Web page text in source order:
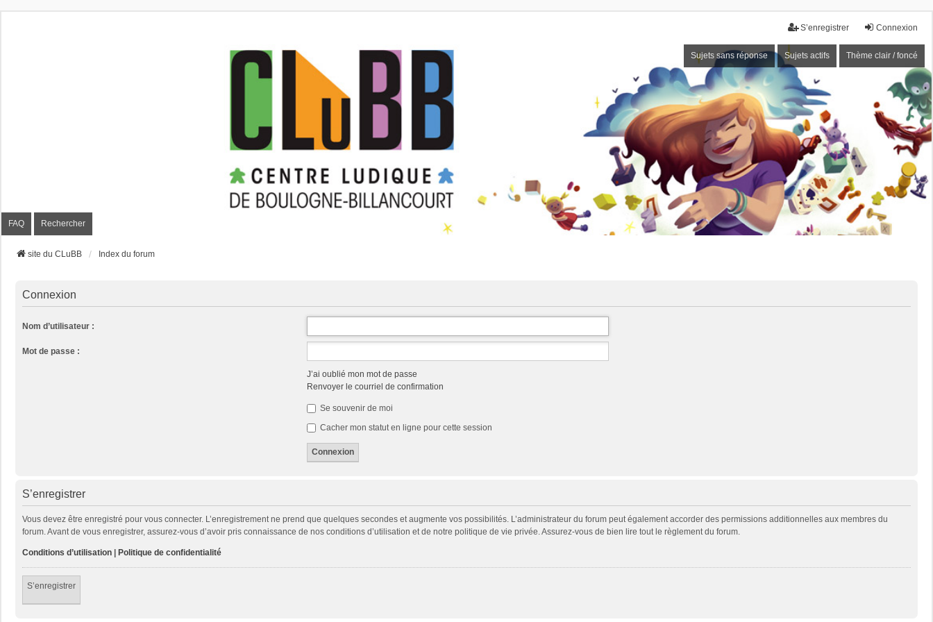
Connexion
S’enregistrer
Sujets sans réponse Sujets actifs Thème clair / foncé
FAQ Rechercher
site du CLuBB Index du forum
Connexion
Nom d’utilisateur :
Mot de passe :
J’ai oublié mon mot de passe
Renvoyer le courriel de confirmation
Se souvenir de moi
Cacher mon statut en ligne pour cette session
S’enregistrer
Vous devez être enregistré pour vous connecter. L’enregistrement ne prend que quelques secondes et augmente vos possibilités. L’administrateur du forum peut également accorder des permissions additionnelles aux membres du
forum. Avant de vous enregistrer, assurez-vous d’avoir pris connaissance de nos conditions d’utilisation et de notre politique de vie privée. Assurez-vous de bien lire tout le règlement du forum.
Conditions d’utilisation | Politique de confidentialité
S’enregistrer